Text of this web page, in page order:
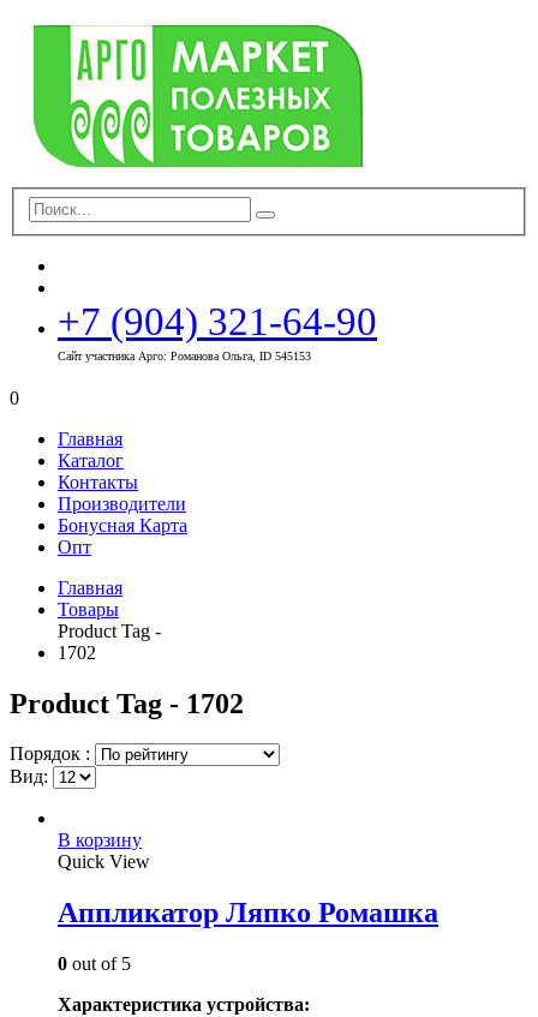
+7 (904) 321-64-90
Сайт участника Арго: Романова Ольга, ID 545153
0
Главная
Каталог
Контакты
Производители
Бонусная Карта
Опт
Главная
Товары
Product Tag -
1702
Product Tag - 1702
Порядок :
Вид:
В корзину
Quick View
Аппликатор Ляпко Ромашка
0 out of 5
Характеристика устройства: